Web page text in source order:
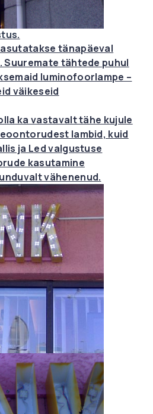
tänapäeval
Suuremate tähtede puhul
luminofoorlampe –
väikeseid
ka vastavalt tähe kujule
lambid, kuid
ja Led valgustuse
kasutamine
vähenenud.